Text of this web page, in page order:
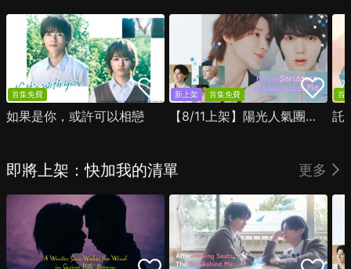
首集免費
如果是你，或許可以相戀
新上架 首集免費
【8/11上架】陽光人氣團中的芹澤，在我面前卻有點不對勁
首
託
即將上架：快加我的清單 更多